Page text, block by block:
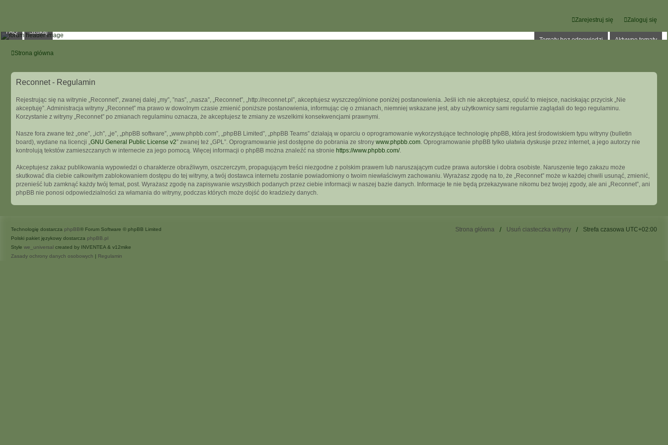
Zaloguj się
Zarejestruj się
Tematy bez odpowiedzi Aktywne tematy
FAQ Szukaj
Strona główna
Reconnet - Regulamin
Rejestrując się na witrynie „Reconnet”, zwanej dalej „my”, ”nas”, „nasza”, „Reconnet”, „http://reconnet.pl”, akceptujesz wyszczególnione poniżej postanowienia. Jeśli ich nie akceptujesz, opuść to miejsce, naciskając przycisk „Nie
akceptuję”. Administracja witryny „Reconnet” ma prawo w dowolnym czasie zmienić poniższe postanowienia, informując cię o zmianach, niemniej wskazane jest, aby użytkownicy sami regularnie zaglądali do tego regulaminu.
Korzystanie z witryny „Reconnet” po zmianach regulaminu oznacza, że akceptujesz te zmiany ze wszelkimi konsekwencjami prawnymi.
Nasze fora zwane też „one”, „ich”, „je”, „phpBB software”, „www.phpbb.com”, „phpBB Limited”, „phpBB Teams” działają w oparciu o oprogramowanie wykorzystujące technologię phpBB, która jest środowiskiem typu witryny (bulletin
board), wydane na licencji „GNU General Public License v2” zwanej też „GPL”. Oprogramowanie jest dostępne do pobrania ze strony www.phpbb.com. Oprogramowanie phpBB tylko ułatwia dyskusje przez internet, a jego autorzy nie
kontrolują tekstów zamieszczanych w internecie za jego pomocą. Więcej informacji o phpBB można znaleźć na stronie https://www.phpbb.com/.
Akceptujesz zakaz publikowania wypowiedzi o charakterze obraźliwym, oszczerczym, propagującym treści niezgodne z polskim prawem lub naruszającym cudze prawa autorskie i dobra osobiste. Naruszenie tego zakazu może
skutkować dla ciebie całkowitym zablokowaniem dostępu do tej witryny, a twój dostawca internetu zostanie powiadomiony o twoim niewłaściwym zachowaniu. Wyrażasz zgodę na to, że „Reconnet” może w każdej chwili usunąć, zmienić,
przenieść lub zamknąć każdy twój temat, post. Wyrażasz zgodę na zapisywanie wszystkich podanych przez ciebie informacji w naszej bazie danych. Informacje te nie będą przekazywane nikomu bez twojej zgody, ale ani „Reconnet”, ani
phpBB nie ponosi odpowiedzialności za włamania do witryny, podczas których może dojść do kradzieży danych.
Strona główna Usuń ciasteczka witryny Strefa czasowa UTC+02:00
Technologię dostarcza phpBB® Forum Software © phpBB Limited
Polski pakiet językowy dostarcza phpBB.pl
Style we_universal created by INVENTEA & v12mike
Zasady ochrony danych osobowych | Regulamin